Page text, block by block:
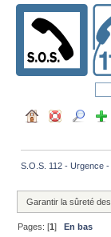
S.O.S. 112 - Urgence
Garantir la sûreté
Pages: [1]En bas